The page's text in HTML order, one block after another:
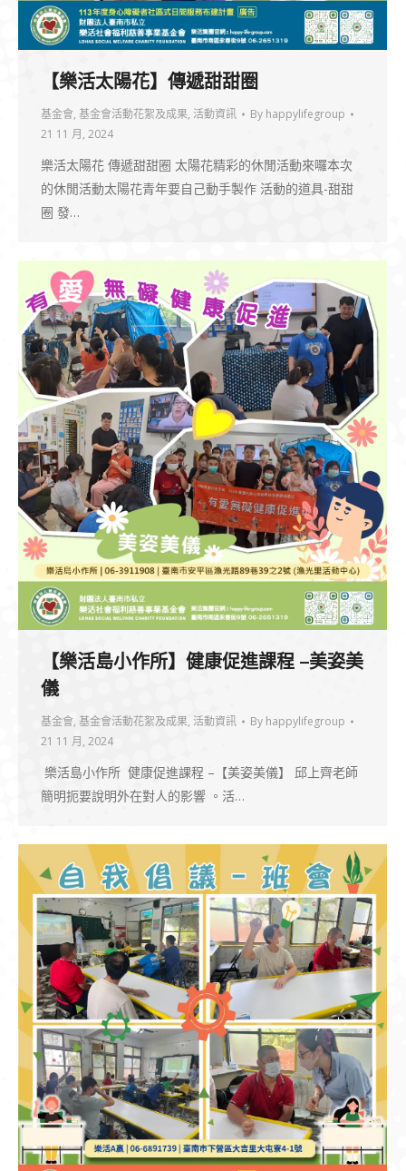
【樂活太陽花】傳遞甜甜圈
基金會, 基金會活動花絮及成果, 活動資訊 By happylifegroup
21 11 月, 2024
樂活太陽花 傳遞甜甜圈 太陽花精彩的休閒活動來囉本次
的休閒活動太陽花青年要自己動手製作 活動的道具-甜甜
圈 發…
【樂活島小作所】健康促進課程 –美姿美
儀
基金會, 基金會活動花絮及成果, 活動資訊 By happylifegroup
21 11 月, 2024
樂活島小作所 健康促進課程 –【美姿美儀】 邱上齊老師
簡明扼要說明外在對人的影響 。活…